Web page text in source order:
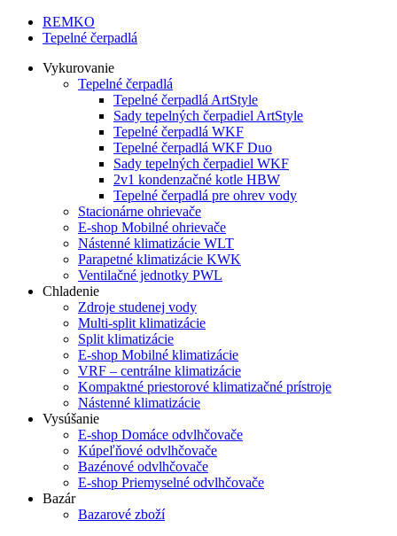
REMKO
Tepelné čerpadlá
Vykurovanie
Tepelné čerpadlá
Tepelné čerpadlá ArtStyle
Sady tepelných čerpadiel ArtStyle
Tepelné čerpadlá WKF
Tepelné čerpadlá WKF Duo
Sady tepelných čerpadiel WKF
2v1 kondenzačné kotle HBW
Tepelné čerpadlá pre ohrev vody
Stacionárne ohrievače
E-shop Mobilné ohrievače
Nástenné klimatizácie WLT
Parapetné klimatizácie KWK
Ventilačné jednotky PWL
Chladenie
Zdroje studenej vody
Multi-split klimatizácie
Split klimatizácie
E-shop Mobilné klimatizácie
VRF – centrálne klimatizácie
Kompaktné priestorové klimatizačné prístroje
Nástenné klimatizácie
Vysúšanie
E-shop Domáce odvlhčovače
Kúpeľňové odvlhčovače
Bazénové odvlhčovače
E-shop Priemyselné odvlhčovače
Bazár
Bazarové zboží